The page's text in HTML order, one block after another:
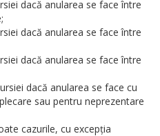
dacă anularea se face între
dacă anularea se face între
dacă anularea se face între
dacă anularea se face cu
sau pentru neprezentare
cazurile, cu excepția